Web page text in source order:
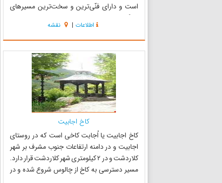
است و دارای فنّی‌ترین و سخت‌ترین مسیرهای
سنگ‌نوردی و دیواره‌نوردی در ایران است. این
داراست. ...
اطلاعات | نقشه
کاخ اجابیت
کاخ اجابیت یا اُجابت کاخی است که در روستای
اجابیت و در دامنه ارتفاعات جنوب مشرف بر شهر
کلاردشت و در ۲ کیلومتری شهر کلاردشت قرار دارد.
مسیر دسترسی به کاخ از چالوس شروع شده و در